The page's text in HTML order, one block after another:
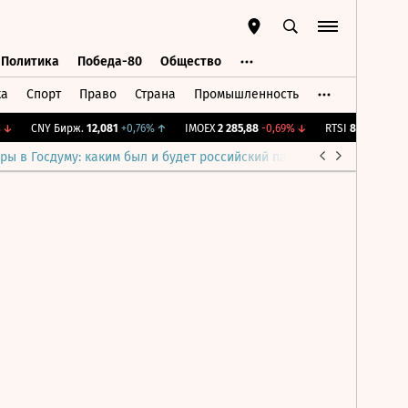
Политика Победа-80 Общество
Спорт Право Страна Промышленность
CNY Бирж. 12,081 +0,76%↑ IMOEX 2 285,88 -0,69%↓ RTSI 884,56
в Госдуму: каким был и будет российский парламент